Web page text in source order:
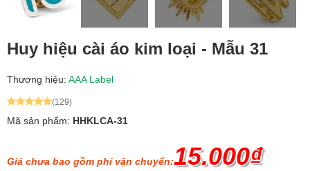
Huy hiệu cài áo kim loại - Mẫu 31
Thương hiệu: AAA Label
(129)
Mã sản phẩm: HHKLCA-31
Giá chưa bao gồm phí vận chuyển:15.000₫